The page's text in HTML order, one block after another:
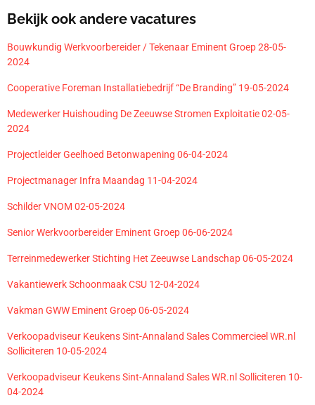
Bekijk ook andere vacatures
Bouwkundig Werkvoorbereider / Tekenaar Eminent Groep 28-05-
2024
Cooperative Foreman Installatiebedrijf “De Branding” 19-05-2024
Medewerker Huishouding De Zeeuwse Stromen Exploitatie 02-05-
2024
Projectleider Geelhoed Betonwapening 06-04-2024
Projectmanager Infra Maandag 11-04-2024
Schilder VNOM 02-05-2024
Senior Werkvoorbereider Eminent Groep 06-06-2024
Terreinmedewerker Stichting Het Zeeuwse Landschap 06-05-2024
Vakantiewerk Schoonmaak CSU 12-04-2024
Vakman GWW Eminent Groep 06-05-2024
Verkoopadviseur Keukens Sint-Annaland Sales Commercieel WR.nl
Solliciteren 10-05-2024
Verkoopadviseur Keukens Sint-Annaland Sales WR.nl Solliciteren 10-
04-2024